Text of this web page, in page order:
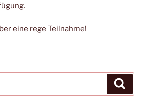
eine rege Teilnahme!